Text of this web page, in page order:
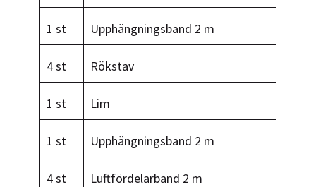
1 st Upphängningsband 2 m
4 st Rökstav
1 st Lim
1 st Upphängningsband 2 m
4 st Luftfördelarband 2 m